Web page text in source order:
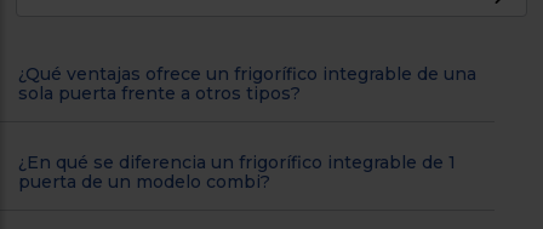
¿Qué ventajas ofrece un frigorífico integrable de una
sola puerta frente a otros tipos?
¿En qué se diferencia un frigorífico integrable de 1
puerta de un modelo combi?